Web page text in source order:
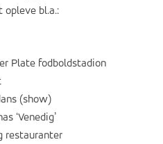
opleve bl.a.:
Plate fodboldstadion
(show)
‘Venedig’
restauranter